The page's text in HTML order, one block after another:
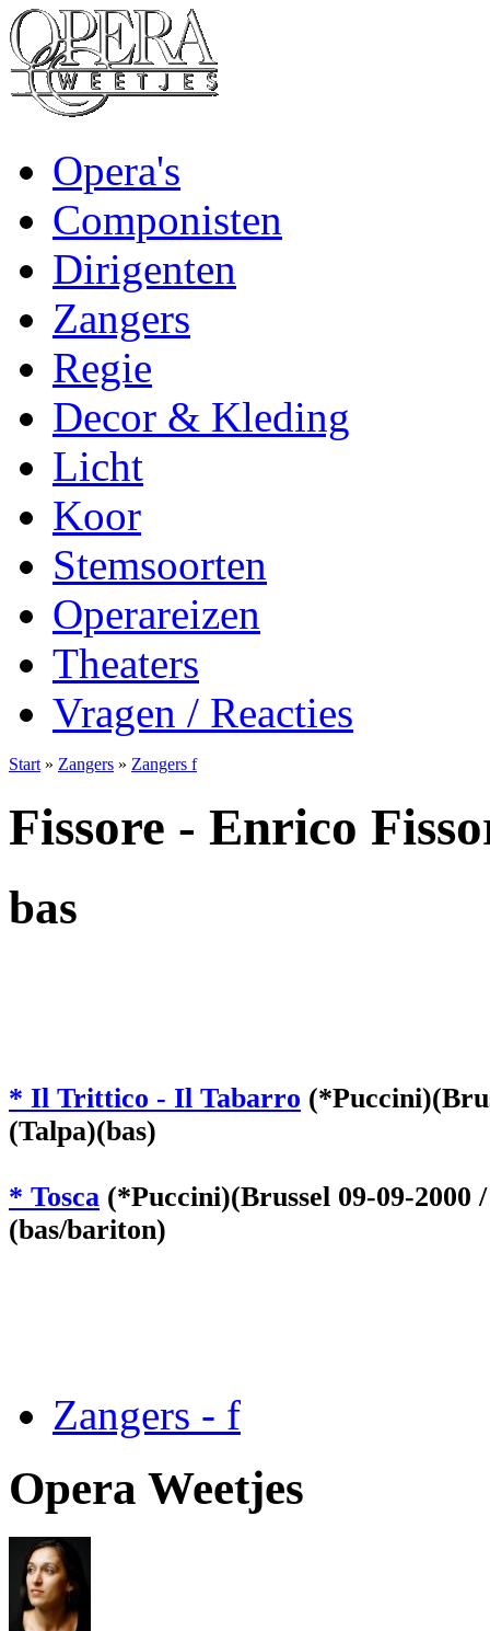
Opera's
Componisten
Dirigenten
Zangers
Regie
Decor & Kleding
Licht
Koor
Stemsoorten
Operareizen
Theaters
Vragen / Reacties
Start » Zangers » Zangers f
Fissore - Enrico
bas
* Il Trittico - Il Tabarro
(Talpa)(bas)
* Tosca (*Puccini)(Brussel 09-09-
(bas/bariton)
Zangers - f
Opera Weetjes